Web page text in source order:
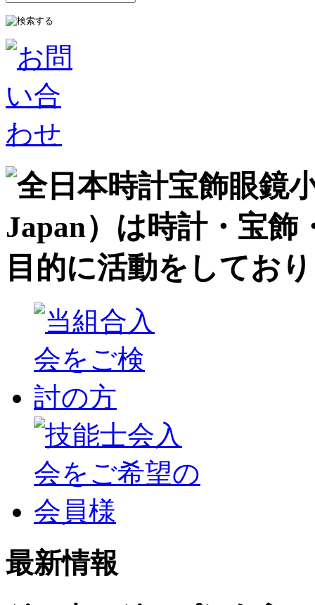
最新情報